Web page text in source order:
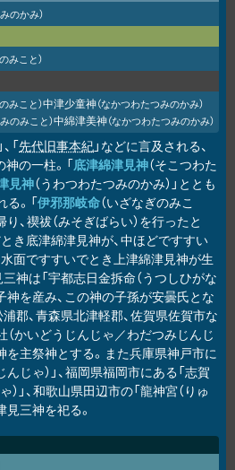
のかみ）
みこと）
みこと）中津少童神（なかつわたつみのかみ）
のみこと）中綿津美神（なかつわたつみのかみ）
」、「先代旧事本紀」などに言及される、
の一柱。「底津綿津見神（そこつわた
見神（うわつわたつみのかみ）」ととも
る。「伊邪那岐命（いざなぎのみこ
り、禊祓（みそぎばらい）を行ったと
き底津綿津見神が、中ほどですすい
面ですすいでとき上津綿津見神が生
神は「宇都志日金拆命（うつしひがな
神を産み、この神の子孫が安曇氏とな
郡、青森県北津軽郡、佐賀県佐賀市な
（かいどうじんじゃ／わだつみじんじ
を主祭神とする。また兵庫県神戸市に
じゃ）」、福岡県福岡市にある「志賀
」、和歌山県田辺市の「龍神宮（りゅ
見三神を祀る。